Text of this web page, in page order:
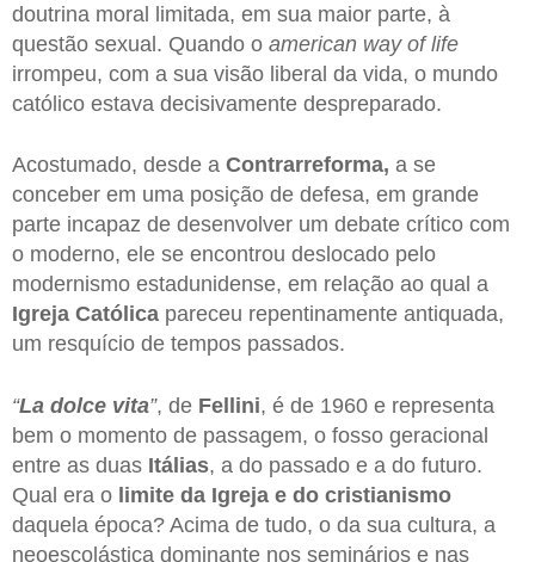
doutrina moral limitada, em sua maior parte, à
questão sexual. Quando o american way of life
irrompeu, com a sua visão liberal da vida, o mundo
católico estava decisivamente despreparado.
Acostumado, desde a Contrarreforma, a se
conceber em uma posição de defesa, em grande
parte incapaz de desenvolver um debate crítico com
o moderno, ele se encontrou deslocado pelo
modernismo estadunidense, em relação ao qual a
Igreja Católica pareceu repentinamente antiquada,
um resquício de tempos passados.
“La dolce vita”, de Fellini, é de 1960 e representa
bem o momento de passagem, o fosso geracional
entre as duas Itálias, a do passado e a do futuro.
Qual era o limite da Igreja e do cristianismo
daquela época? Acima de tudo, o da sua cultura, a
neoescolástica dominante nos seminários e nas